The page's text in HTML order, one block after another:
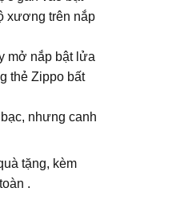
xương trên nắp
mở nắp bật lửa
thẻ Zippo bất
nhưng canh
tặng, kèm
.